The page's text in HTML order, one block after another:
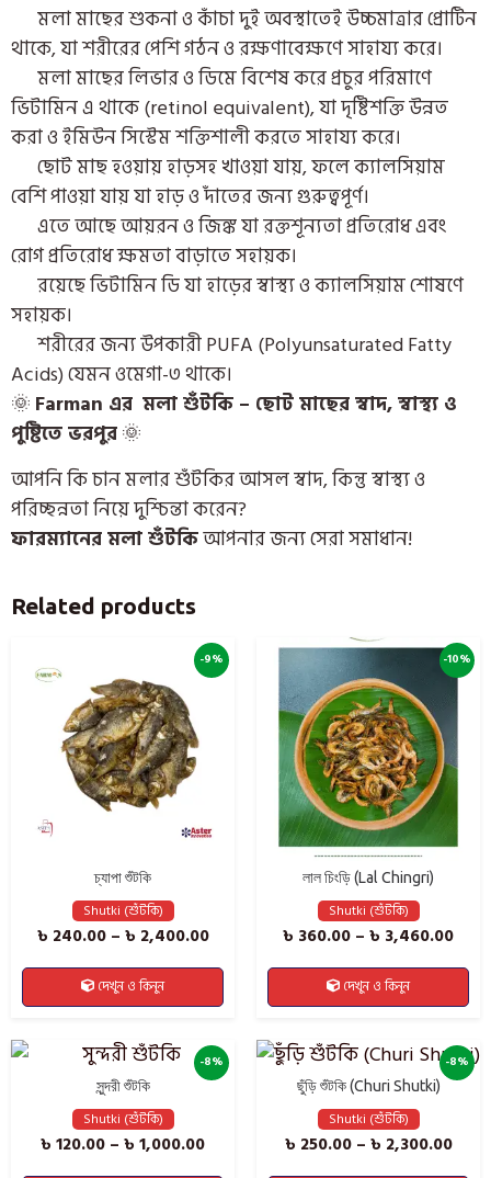
মলা মাছের শুকনা ও কাঁচা দুই অবস্থাতেই উচ্চমাত্রার প্রোটিন
থাকে, যা শরীরের পেশি গঠন ও রক্ষণাবেক্ষণে সাহায্য করে।
মলা মাছের লিভার ও ডিমে বিশেষ করে প্রচুর পরিমাণে
ভিটামিন এ থাকে (retinol equivalent), যা দৃষ্টিশক্তি উন্নত
করা ও ইমিউন সিস্টেম শক্তিশালী করতে সাহায্য করে।
ছোট মাছ হওয়ায় হাড়সহ খাওয়া যায়, ফলে ক্যালসিয়াম
বেশি পাওয়া যায় যা হাড় ও দাঁতের জন্য গুরুত্বপূর্ণ।
এতে আছে আয়রন ও জিঙ্ক যা রক্তশূন্যতা প্রতিরোধ এবং
রোগ প্রতিরোধ ক্ষমতা বাড়াতে সহায়ক।
রয়েছে ভিটামিন ডি যা হাড়ের স্বাস্থ্য ও ক্যালসিয়াম শোষণে
সহায়ক।
শরীরের জন্য উপকারী PUFA (Polyunsaturated Fatty
Acids) যেমন ওমেগা-৩ থাকে।
🌞 Farman এর মলা শুঁটকি – ছোট মাছের স্বাদ, স্বাস্থ্য ও
পুষ্টিতে ভরপুর🌞
আপনি কি চান মলার শুঁটকির আসল স্বাদ, কিন্তু স্বাস্থ্য ও
পরিচ্ছন্নতা নিয়ে দুশ্চিন্তা করেন?
ফারম্যানের মলা শুঁটকিআপনার জন্য সেরা সমাধান!
Related products
-9%
চ্যাপা শুঁটকি
Shutki (শুঁটকি)
৳ 240.00 – ৳ 2,400.00
দেখুন ও কিনুন
-10%
লাল চিংড়ি (Lal Chingri)
Shutki (শুঁটকি)
৳ 360.00 – ৳ 3,460.00
দেখুন ও কিনুন
-8%
সুন্দরী শুঁটকি
Shutki (শুঁটকি)
৳ 120.00 – ৳ 1,000.00
-8%
ছুঁড়ি শুঁটকি (Churi Shutki)
Shutki (শুঁটকি)
৳ 250.00 – ৳ 2,300.00